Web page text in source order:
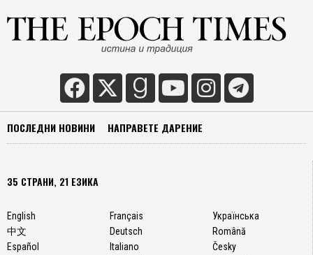
ПОСЛЕДНИ НОВИНИ НАПРАВЕТЕ ДАРЕНИЕ
35 СТРАНИ, 21 ЕЗИКА
English
中文
Español
Français
Deutsch
Italiano
Українська
Română
Česky